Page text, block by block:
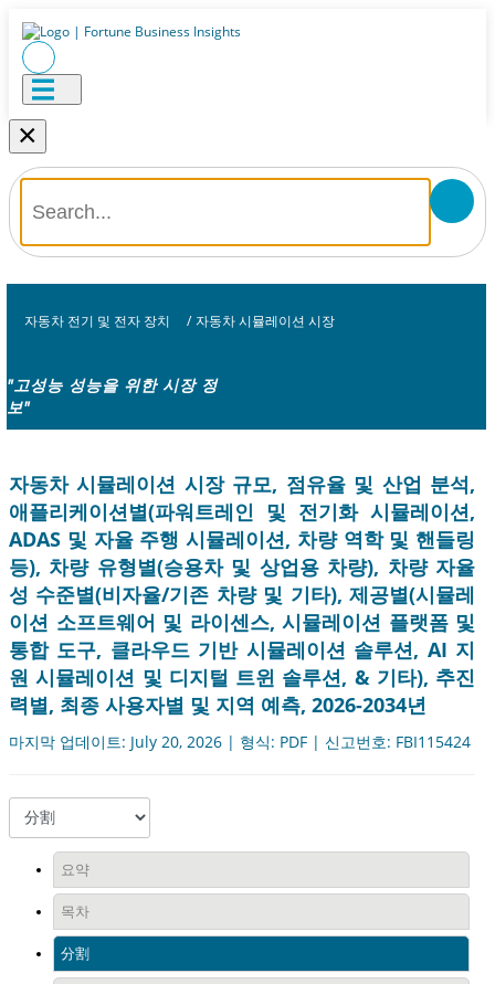
×
자동차 전기 및 전자 장치 / 자동차 시뮬레이션 시장
"고성능 성능을 위한 시장 정
보"
자동차 시뮬레이션 시장 규모, 점유율 및 산업 분석,
애플리케이션별(파워트레인 및 전기화 시뮬레이션,
ADAS 및 자율 주행 시뮬레이션, 차량 역학 및 핸들링
등), 차량 유형별(승용차 및 상업용 차량), 차량 자율
성 수준별(비자율/기존 차량 및 기타), 제공별(시뮬레
이션 소프트웨어 및 라이센스, 시뮬레이션 플랫폼 및
통합 도구, 클라우드 기반 시뮬레이션 솔루션, AI 지
원 시뮬레이션 및 디지털 트윈 솔루션, & 기타), 추진
력별, 최종 사용자별 및 지역 예측, 2026-2034년
마지막 업데이트: July 20, 2026 | 형식: PDF | 신고번호: FBI115424
요약
목차
分割